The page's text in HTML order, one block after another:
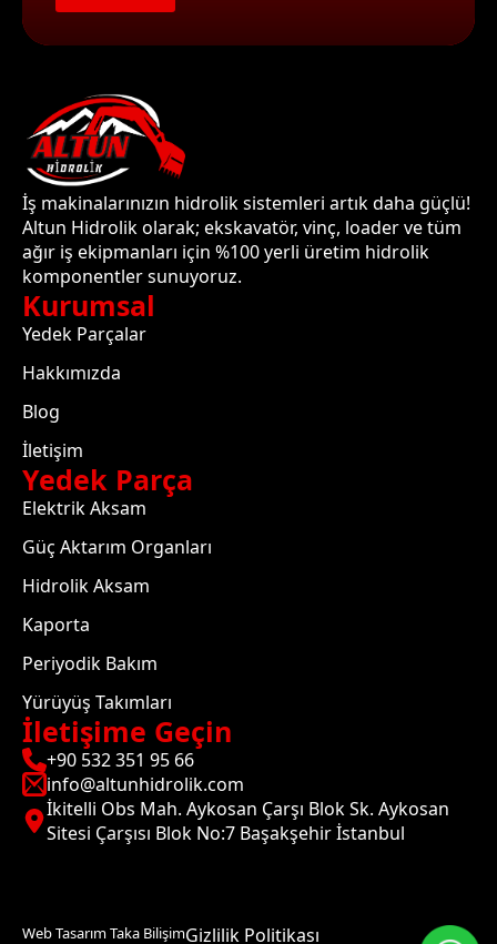
İş makinalarınızın hidrolik sistemleri artık daha güçlü!
Altun Hidrolik olarak; ekskavatör, vinç, loader ve tüm
ağır iş ekipmanları için %100 yerli üretim hidrolik
komponentler sunuyoruz.
Kurumsal
Yedek Parçalar
Hakkımızda
Blog
İletişim
Yedek Parça
Elektrik Aksam
Güç Aktarım Organları
Hidrolik Aksam
Kaporta
Periyodik Bakım
Yürüyüş Takımları
İletişime Geçin
+90 532 351 95 66
info@altunhidrolik.com
İkitelli Obs Mah. Aykosan Çarşı Blok Sk. Aykosan
Sitesi Çarşısı Blok No:7 Başakşehir İstanbul
Web Tasarım Taka BilişimGizlilik Politikası